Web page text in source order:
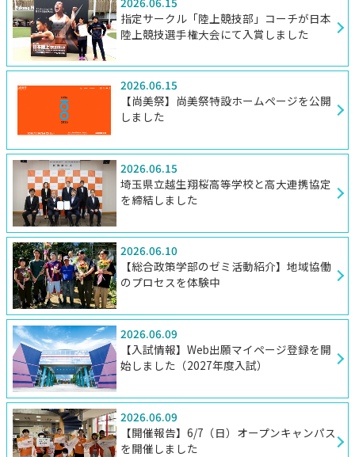
指定サークル「陸上競技部」コーチが日本
陸上競技選手権大会にて入賞しました
2026.06.15
【尚美祭】尚美祭特設ホームページを公開
しました
2026.06.15
埼玉県立越生翔桜高等学校と高大連携協定
を締結しました
2026.06.10
【総合政策学部のゼミ活動紹介】地域協働
のプロセスを体験中
2026.06.09
【入試情報】Web出願マイページ登録を開
始しました（2027年度入試）
2026.06.09
【開催報告】6/7（日）オープンキャンパス
を開催しました